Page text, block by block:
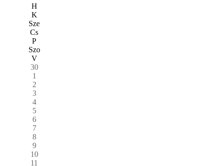
H
K
Sze
Cs
P
Szo
V
30
1
2
3
4
5
6
7
8
9
10
11